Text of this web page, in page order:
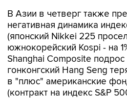
В Азии в четверг также
негативная динамика
(японский Nikkei 225
южнокорейский Kospi - на
Shanghai Composite подрос
гонконгский Hang Seng
в "плюс" американские
(контракт на индекс S&P